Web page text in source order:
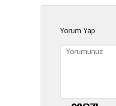
Yorum Yap